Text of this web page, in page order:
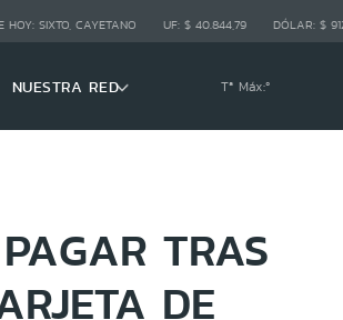
HOY: SIXTO, CAYETANO UF: $ 40.844,79 DÓLAR: $
NUESTRA RED Tª Máx:º
TRAS
DE